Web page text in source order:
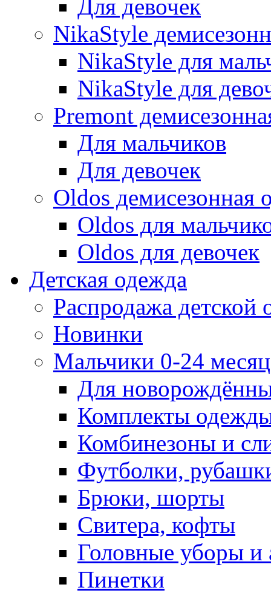
Для девочек
NikaStyle
NikaStyle для
NikaStyle для
Premont
Для мальчиков
Для девочек
Oldos демисезонная
Oldos для
Oldos для девочек
Детская одежда
Распродажа детской
Новинки
Мальчики 0-24
Для
Комплекты
Комбинезоны и
Футболки,
Брюки, шорты
Свитера, кофты
Головные уборы и
Пинетки